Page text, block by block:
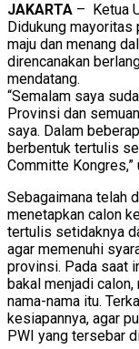
JAKARTA – Ketua
Didukung
maju dan menang
direncanakan
mendatang.
“Semalam saya
Provinsi dan
saya. Dalam
berbentuk tertulis
Committe
Sebagaimana telah
menetapkan calon
tertulis setidaknya
agar memenuhi
provinsi. Pada saat
bakal menjadi
nama-nama itu.
kesiapannya, agar
PWI yang tersebar